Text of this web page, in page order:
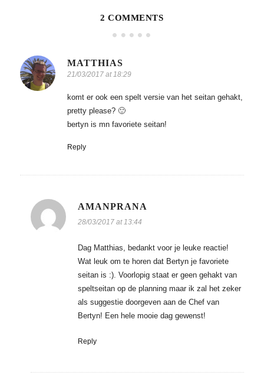
2 COMMENTS
MATTHIAS
21/03/2017 at 18:29
komt er ook een spelt versie van het seitan gehakt,
pretty please? 🙂
bertyn is mn favoriete seitan!
Reply
AMANPRANA
28/03/2017 at 13:44
Dag Matthias, bedankt voor je leuke reactie!
Wat leuk om te horen dat Bertyn je favoriete
seitan is :). Voorlopig staat er geen gehakt van
speltseitan op de planning maar ik zal het zeker
als suggestie doorgeven aan de Chef van
Bertyn! Een hele mooie dag gewenst!
Reply